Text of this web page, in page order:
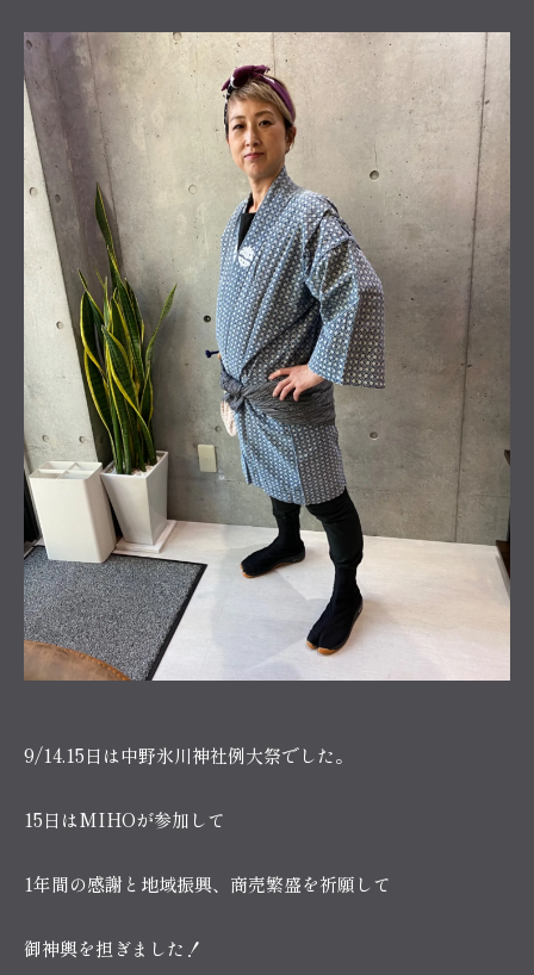
9/14.15日は中野氷川神社例大祭でした。
15日はMIHOが参加して
1年間の感謝と地域振興、商売繁盛を祈願して
御神輿を担ぎました！